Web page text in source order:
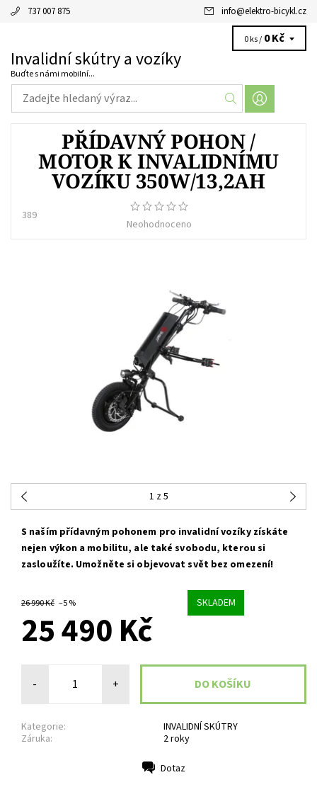
737 007 875 info@elektro-bicykl.cz
Invalidní skútry a vozíky
Buďte s námi mobilní...
0 ks / 0 Kč
PŘÍDAVNÝ POHON /
MOTOR K INVALIDNÍMU
VOZÍKU 350W/13,2AH
389
Neohodnoceno
1 z 5
S naším přídavným pohonem pro invalidní vozíky získáte
nejen výkon a mobilitu, ale také svobodu, kterou si
zasloužíte. Umožněte si objevovat svět bez omezení!
26 990 Kč –5 % SKLADEM
25 490 Kč
- +
Kategorie:
INVALIDNÍ SKÚTRY
Záruka:
2 roky
Dotaz